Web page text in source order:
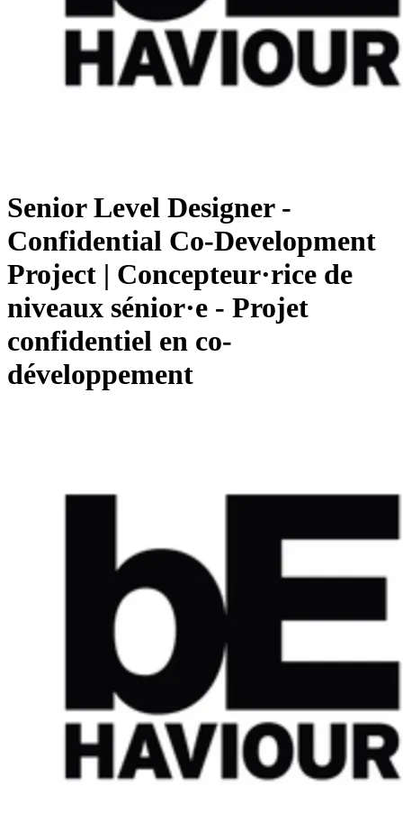
Senior Level Designer -
Confidential Co-Development
Project | Concepteur·rice de
niveaux sénior·e - Projet
confidentiel en co-
développement